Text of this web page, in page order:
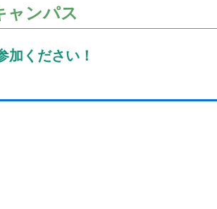
ャンパス
加ください！